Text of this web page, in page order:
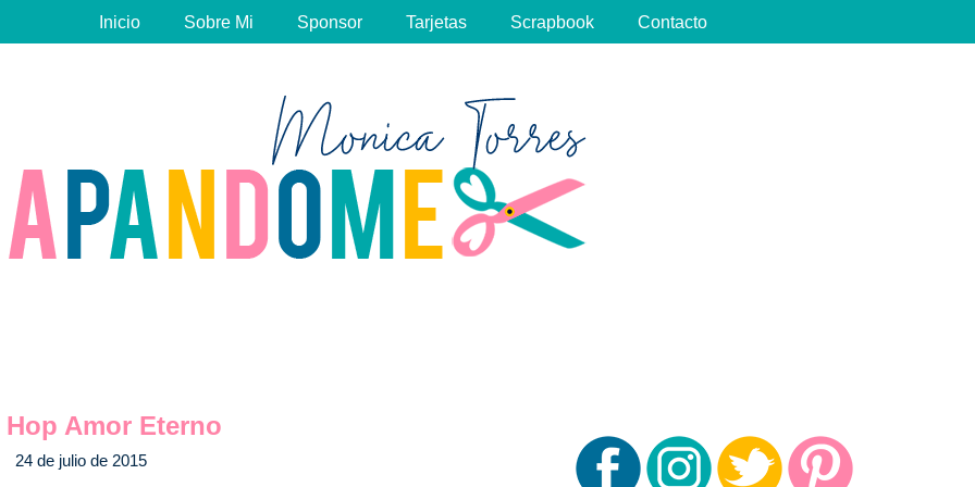
Inicio Sobre Mi Sponsor Tarjetas Scrapbook Contacto
Amor Eterno
24 de julio de 2015